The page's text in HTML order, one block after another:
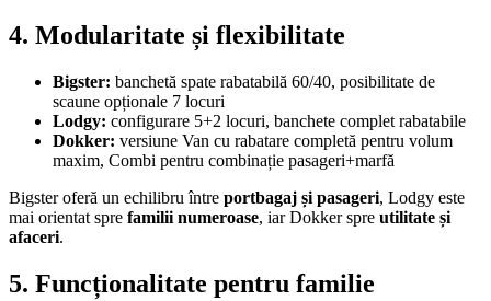
4. Modularitate și flexibilitate
Bigster: banchetă spate rabatabilă 60/40, posibilitate de
scaune opționale 7 locuri
Lodgy: configurare 5+2 locuri, banchete complet rabatabile
Dokker: versiune Van cu rabatare completă pentru volum
maxim, Combi pentru combinație pasageri+marfă
Bigster oferă un echilibru între portbagaj și pasageri, Lodgy este
mai orientat spre familii numeroase, iar Dokker spre utilitate și
afaceri.
5. Funcționalitate pentru familie